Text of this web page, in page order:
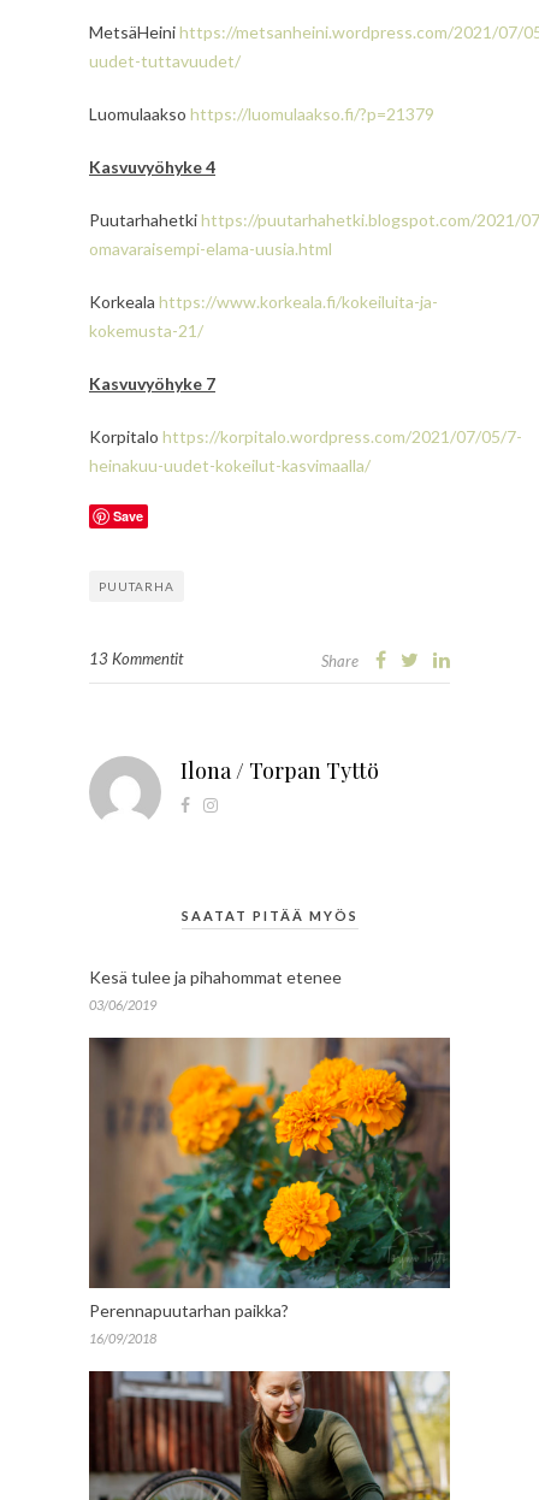
MetsäHeinihttps://metsanheini.wordpress.com/2021/07/
uudet-tuttavuudet/
Luomulaakso https://luomulaakso.fi/?p=21379
Kasvuvyöhyke 4
Puutarhahetkihttps://puutarhahetki.blogspot.com/2021/
omavaraisempi-elama-uusia.html
Korkeala https://www.korkeala.fi/kokeiluita-ja-
kokemusta-21/
Kasvuvyöhyke 7
Korpitalo https://korpitalo.wordpress.com/2021/07/05/7-
heinakuu-uudet-kokeilut-kasvimaalla/
Save
PUUTARHA
13 Kommentit Share
Ilona / Torpan Tyttö
SAATAT PITÄÄ MYÖS
Kesä tulee ja pihahommat etenee
03/06/2019
Perennapuutarhan paikka?
16/09/2018